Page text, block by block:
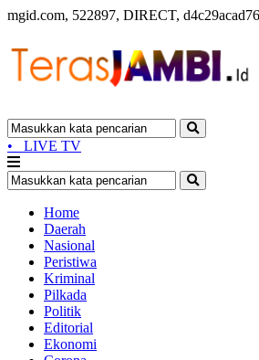
mgid.com, 522897, DIRECT,
• LIVE TV
Home
Daerah
Nasional
Peristiwa
Kriminal
Pilkada
Politik
Editorial
Ekonomi